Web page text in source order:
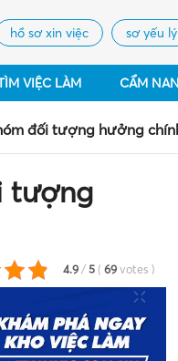
hồ sơ xin việc sơ yếu
VIỆC LÀM CẨM
đối tượng hưởng
tượng
4.9 / 5 ( 69 votes )